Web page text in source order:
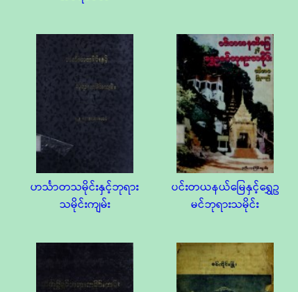
ဟင်္သာတသမိုင်းနှင့်ဘုရား
သမိုင်းကျမ်း
ပင်းတယနယ်မြေနှင့်ရွှေဥ
မင်ဘုရားသမိုင်း